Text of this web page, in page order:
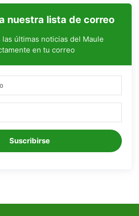
nuestra lista de correo
las últimas noticias del Maule
en tu correo
Suscribirse